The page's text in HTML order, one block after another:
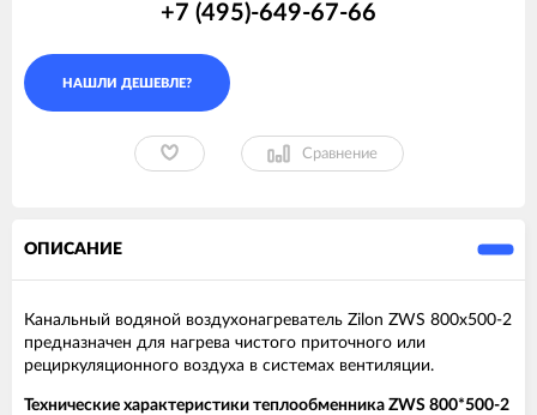
+7 (495)-649-67-66
Сравнение
ОПИСАНИЕ
Канальный водяной воздухонагреватель Zilon ZWS 800х500-2
предназначен для нагрева чистого приточного или
рециркуляционного воздуха в системах вентиляции.
Технические характеристики теплообменника ZWS 800*500-2